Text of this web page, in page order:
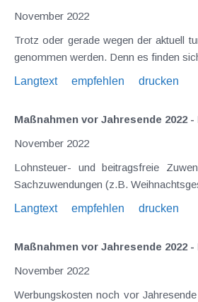
November 2022
Trotz oder gerade wegen der aktuell
genommen werden. Denn es finden
Langtext
empfehlen drucken
Maßnahmen vor Jahresende 2022
November 2022
Lohnsteuer- und beitragsfreie
Sachzuwendungen (z.B.
Langtext
empfehlen drucken
Maßnahmen vor Jahresende 2022
November 2022
Werbungskosten noch vor